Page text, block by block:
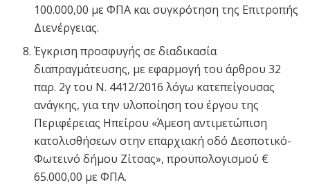
100.000,00 με ΦΠΑ και συγκρότηση της Επιτροπής
Διενέργειας.
Έγκριση προσφυγής σε διαδικασία
διαπραγμάτευσης, με εφαρμογή του άρθρου 32
παρ. 2γ του Ν. 4412/2016 λόγω κατεπείγουσας
ανάγκης, για την υλοποίηση του έργου της
Περιφέρειας Ηπείρου «Άμεση αντιμετώπιση
κατολισθήσεων στην επαρχιακή οδό Δεσποτικό-
Φωτεινό δήμου Ζίτσας», προϋπολογισμού €
65.000,00 με ΦΠΑ.